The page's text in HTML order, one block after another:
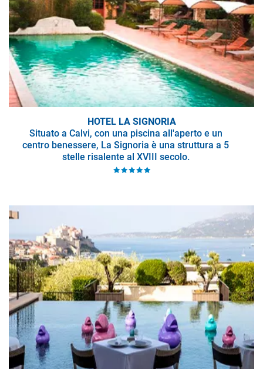
HOTEL LA SIGNORIA
Situato a Calvi, con una piscina all'aperto e un
centro benessere, La Signoria è una struttura a 5
stelle risalente al XVIII secolo.